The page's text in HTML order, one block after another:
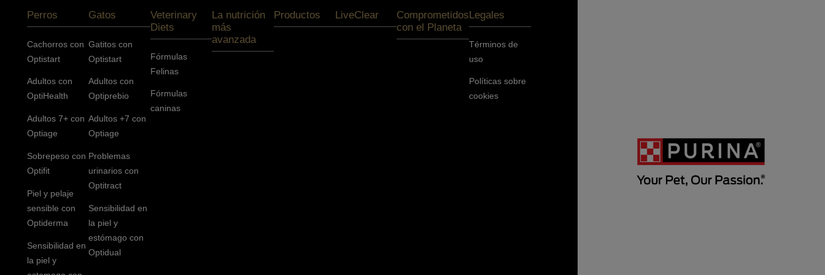
Perros
Cachorros con
Optistart
Adultos con
OptiHealth
Adultos 7+ con
Optiage
Sobrepeso con
Optifit
Piel y pelaje
sensible con
Optiderma
Sensibilidad en
la piel y
Gatos
Gatitos con
Optistart
Adultos con
Optiprebio
Adultos +7 con
Optiage
Problemas
urinarios con
Optitract
Sensibilidad en
la piel y
estómago con
Optidual
Veterinary
Diets
Fórmulas
Felinas
Fórmulas
caninas
La nutrición
más
avanzada
Productos LiveClear
Comprometidos
con el Planeta
Legales
Términos de
uso
Políticas sobre
cookies